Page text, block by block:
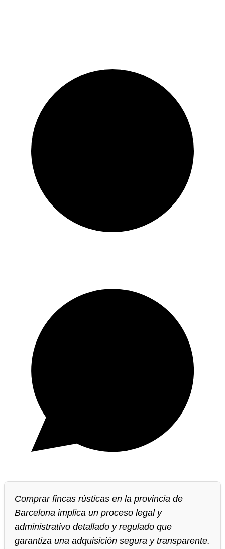
Comprar fincas rústicas en la provincia de
Barcelona implica un proceso legal y
administrativo detallado y regulado que
garantiza una adquisición segura y transparente.